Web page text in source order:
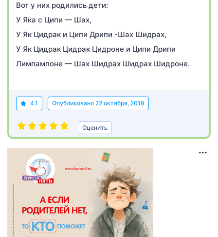
Вот у них родились дети:
У Яка с Ципи — Шах,
У Як Цидрак и Ципи Дрипи -Шах Шидрах,
У Як Цидрак Цидрак Цидроне и Ципи Дрипи
Лимпампоне — Шах Шидрах Шидрах Шидроне.
4.1 Опубликовано 22 октября, 2019
Оценить